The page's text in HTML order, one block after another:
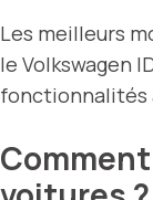
Les meilleurs
le Volkswagen
fonctionnalités